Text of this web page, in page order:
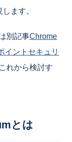
ます。
別記事Chrome
イントセキュリ
れから検討す
とは